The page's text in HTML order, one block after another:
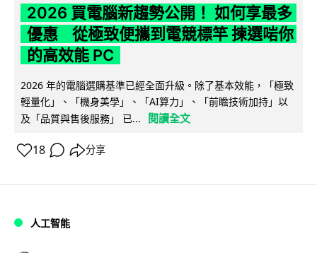
2026 買電腦新趨勢公開！ 如何享最多
優惠 從極致便攜到電競標竿 揀選啱你
的高效能 PC
2026 年的電腦選購基準已經全面升級。除了基本效能，「極致
輕量化」、「機身美學」、「AI算力」、「前瞻技術加持」以
及「品質與售後服務」 已...
閱讀全文
18 分享
人工智能